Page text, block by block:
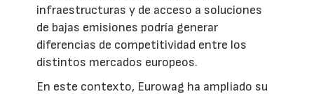
infraestructuras y de acceso a soluciones
de bajas emisiones podría generar
diferencias de competitividad entre los
distintos mercados europeos.
En este contexto, Eurowag ha ampliado su